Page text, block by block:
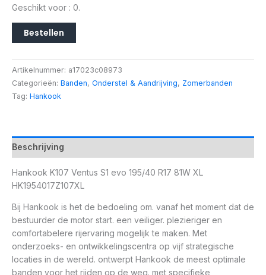
Geschikt voor : 0.
Bestellen
Artikelnummer: a17023c08973
Categorieën: Banden, Onderstel & Aandrijving, Zomerbanden
Tag: Hankook
Beschrijving
Hankook K107 Ventus S1 evo 195/40 R17 81W XL
HK1954017Z107XL
Bij Hankook is het de bedoeling om. vanaf het moment dat de
bestuurder de motor start. een veiliger. plezieriger en
comfortabelere rijervaring mogelijk te maken. Met
onderzoeks- en ontwikkelingscentra op vijf strategische
locaties in de wereld. ontwerpt Hankook de meest optimale
banden voor het rijden op de weg. met specifieke